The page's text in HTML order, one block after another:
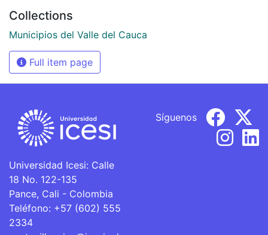
Collections
Municipios del Valle del Cauca
Full item page
Universidad Icesi: Calle
18 No. 122-135
Pance, Cali - Colombia
Teléfono: +57 (602) 555
2334
Síguenos